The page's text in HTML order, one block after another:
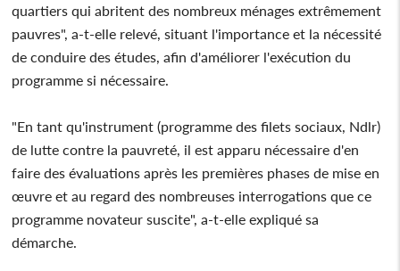
quartiers qui abritent des nombreux ménages extrêmement
pauvres", a-t-elle relevé, situant l'importance et la nécessité
de conduire des études, afin d'améliorer l'exécution du
programme si nécessaire.
"En tant qu'instrument (programme des filets sociaux, Ndlr)
de lutte contre la pauvreté, il est apparu nécessaire d'en
faire des évaluations après les premières phases de mise en
œuvre et au regard des nombreuses interrogations que ce
programme novateur suscite", a-t-elle expliqué sa
démarche.